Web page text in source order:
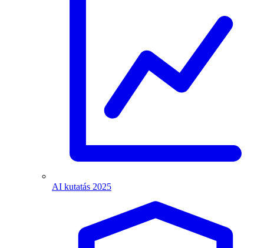
AI kutatás 2025